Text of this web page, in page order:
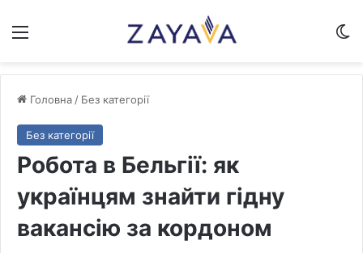
Меню
Головна / Без категорії
Без категорії
Робота в Бельгії: як
українцям знайти гідну
вакансію за кордоном